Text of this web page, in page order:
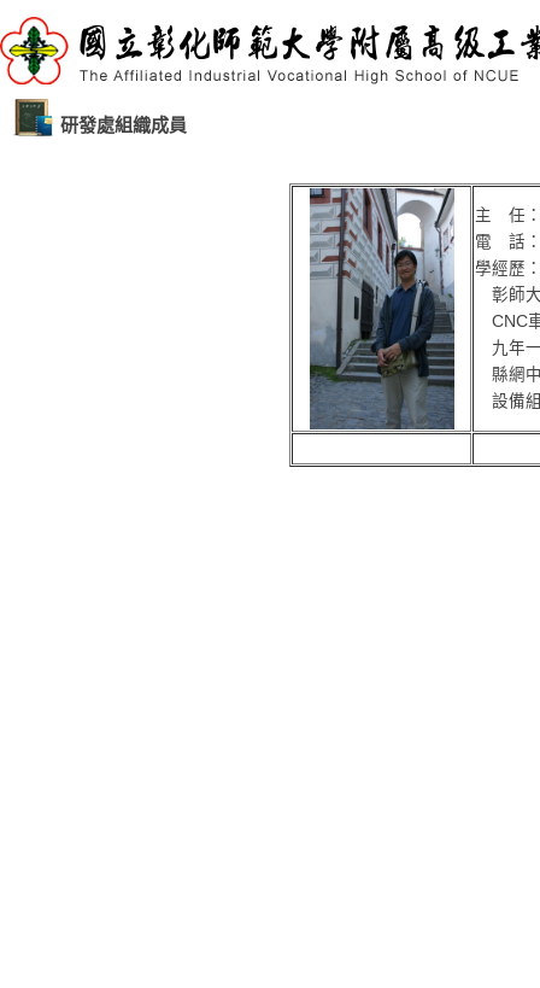
研發處組織成員
主 任
電 話：
學經歷
彰師
CNC
九年一
縣網
設備組